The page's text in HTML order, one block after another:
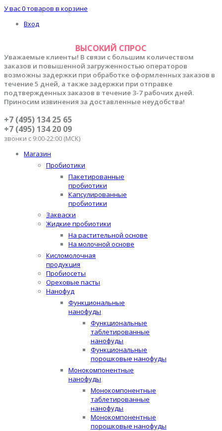
У вас0 товаров в корзине
Вход
ВЫСОКИЙ СПРОС
Уважаемые клиенты! В связи с большим количеством
заказов и повышенной загруженностью операторов
возможны задержки при обработке оформленных заказов в
течение 5 дней, а также задержки при отправке
подтвержденных заказов в течение 3-7 рабочих дней.
Приносим извинения за доставленные неудобства!
+7 (495) 134 25 65
+7 (495) 134 20 09
звонки с 9:00-22:00 (МСК)
Магазин
Пробиотики
Пакетированные
пробиотики
Капсулированные
пробиотики
Закваски
Жидкие пробиотики
На растительной основе
На молочной основе
Кисломолочная
продукция
Пробиосеты
Ореховые пасты
Нанофуд
Функциональные
нанофуды
Функциональные
таблетированные
нанофуды
Функциональные
порошковые нанофуды
Монокомпонентные
нанофуды
Монокомпонентные
таблетированные
нанофуды
Монокомпонентные
порошковые нанофуды